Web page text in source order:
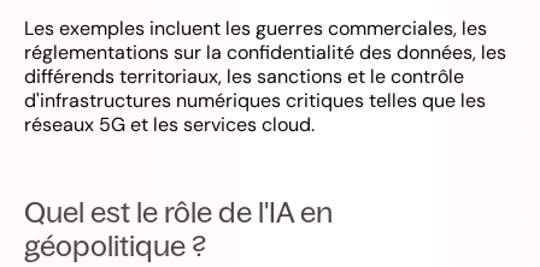
Les exemples incluent les guerres commerciales, les
réglementations sur la confidentialité des données, les
différends territoriaux, les sanctions et le contrôle
d'infrastructures numériques critiques telles que les
réseaux 5G et les services cloud.
Quel est le rôle de l'IA en
géopolitique ?